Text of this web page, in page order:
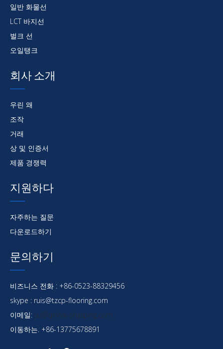
일반 화물선
LCT 바지선
벌크 선
오일탱크
회사 소개
우린 왜
조작
거래
상 및 인증서
제품 경쟁력
지원하다
자주하는 질문
다운로드하기
문의하기
비즈니스 전화 : +86-0523-88329456
skype : ruis@tzcp-flooring.com
이메일: yu@qinhai-shipping.com
이동하는. +86-13775678891